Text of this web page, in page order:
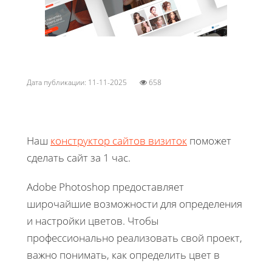
Дата публикации: 11-11-2025 658
Наш конструктор сайтов визиток поможет
сделать сайт за 1 час.
Adobe Photoshop предоставляет
широчайшие возможности для определения
и настройки цветов. Чтобы
профессионально реализовать свой проект,
важно понимать, как определить цвет в